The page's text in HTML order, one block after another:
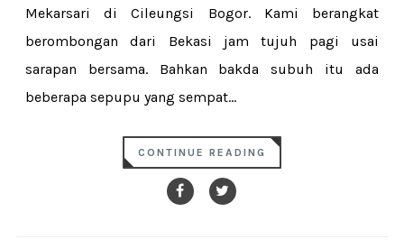
Mekarsari di Cileungsi Bogor. Kami berangkat
berombongan dari Bekasi jam tujuh pagi usai
sarapan bersama. Bahkan bakda subuh itu ada
beberapa sepupu yang sempat...
CONTINUE READING